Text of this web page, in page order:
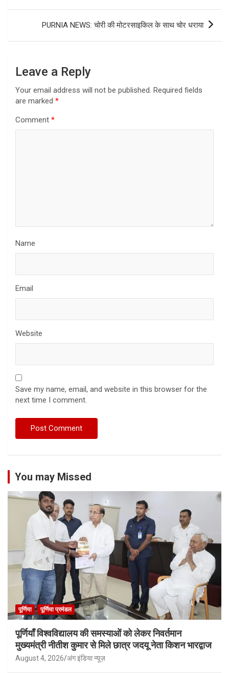
PURNIA NEWS: चोरी की मोटरसाइकिल के साथ चोर धराया
Leave a Reply
Your email address will not be published. Required fields
are marked *
Comment *
Name
Email
Website
Save my name, email, and website in this browser for the
next time I comment.
You may Missed
पूर्णिया पूर्णिया प्रमंडल
पूर्णियाँ विश्वविद्यालय की समस्याओं को लेकर निवर्तमान
मुख्यमंत्री नीतीश कुमार से मिले छात्र जदयू नेता किशन भारद्वाज
August 4, 2026 अंग इंडिया न्यूज़